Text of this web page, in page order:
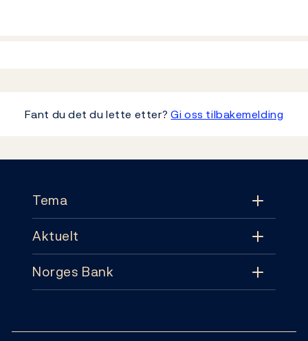
Fant du det du lette etter?Gi oss tilbakemelding
Tema
Tema
Pengepolitikk
Aktuelt
Aktuelt
Norges Bank